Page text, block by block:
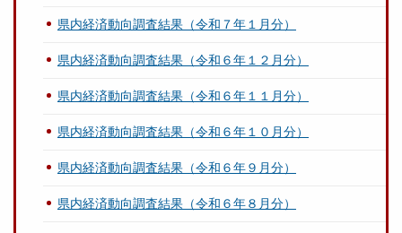
県内経済動向調査結果（令和７年１月分）
県内経済動向調査結果（令和６年１２月分）
県内経済動向調査結果（令和６年１１月分）
県内経済動向調査結果（令和６年１０月分）
県内経済動向調査結果（令和６年９月分）
県内経済動向調査結果（令和６年８月分）